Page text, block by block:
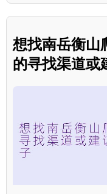
想找南岳衡山
的寻找渠道或